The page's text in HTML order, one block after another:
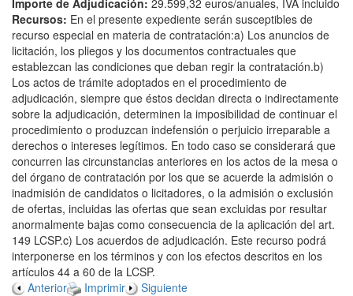
Importe de Adjudicación: 29.599,32 euros/anuales, IVA incluido
Recursos: En el presente expediente serán susceptibles de
recurso especial en materia de contratación:a) Los anuncios de
licitación, los pliegos y los documentos contractuales que
establezcan las condiciones que deban regir la contratación.b)
Los actos de trámite adoptados en el procedimiento de
adjudicación, siempre que éstos decidan directa o indirectamente
sobre la adjudicación, determinen la imposibilidad de continuar el
procedimiento o produzcan indefensión o perjuicio irreparable a
derechos o intereses legítimos. En todo caso se considerará que
concurren las circunstancias anteriores en los actos de la mesa o
del órgano de contratación por los que se acuerde la admisión o
inadmisión de candidatos o licitadores, o la admisión o exclusión
de ofertas, incluidas las ofertas que sean excluidas por resultar
anormalmente bajas como consecuencia de la aplicación del art.
149 LCSP.c) Los acuerdos de adjudicación. Este recurso podrá
interponerse en los términos y con los efectos descritos en los
artículos 44 a 60 de la LCSP.
Anterior
Imprimir Siguiente